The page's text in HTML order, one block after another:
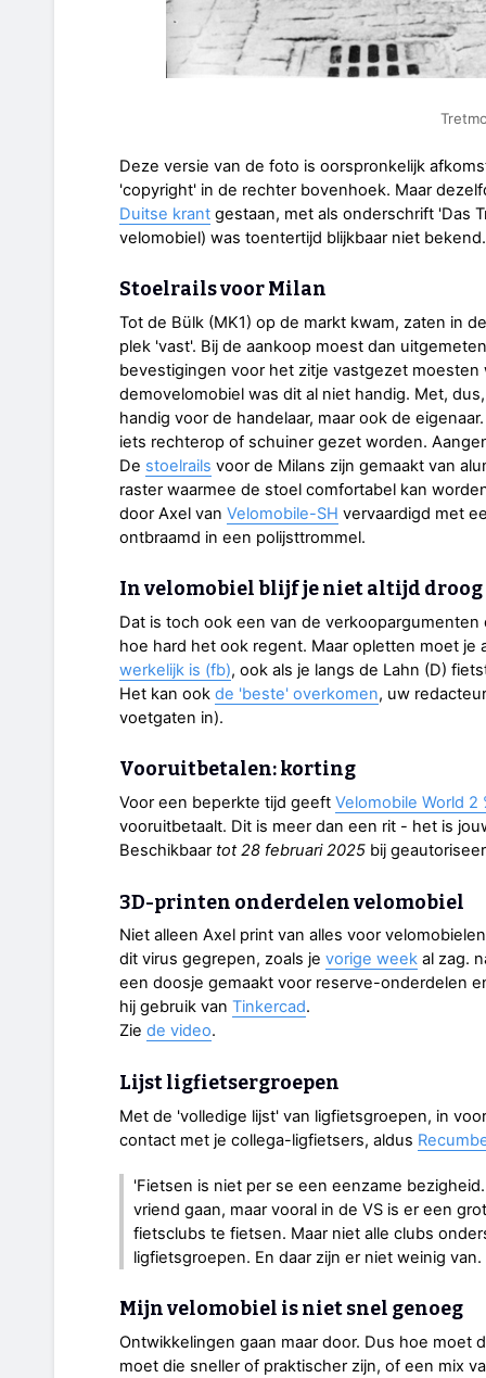
Deze versie van de foto is oorspronkelijk
'copyright' in de rechter bovenhoek. Maar
Duitse krant gestaan, met als onderschrift 'Das
velomobiel) was toentertijd blijkbaar niet bekend.
Stoelrails voor Milan
Tot de Bülk (MK1) op de markt kwam, zaten in
plek 'vast'. Bij de aankoop moest dan
bevestigingen voor het zitje vastgezet
demovelomobiel was dit al niet handig. Met,
handig voor de handelaar, maar ook de
iets rechterop of schuiner gezet worden.
De stoelrails voor de Milans zijn gemaakt van
raster waarmee de stoel comfortabel kan
door Axel van Velomobile-SH vervaardigd met
ontbraamd in een polijsttrommel.
In velomobiel blijf je niet altijd droog
Dat is toch ook een van de
hoe hard het ook regent. Maar opletten moet je
werkelijk is (fb), ook als je langs de Lahn (D)
Het kan ook de 'beste' overkomen, uw
voetgaten in).
Vooruitbetalen: korting
Voor een beperkte tijd geeft Velomobile World 2
vooruitbetaalt. Dit is meer dan een rit - het is
Beschikbaar tot 28 februari 2025 bij
3D-printen onderdelen velomobiel
Niet alleen Axel print van alles voor
dit virus gegrepen, zoals je vorige week al zag.
een doosje gemaakt voor reserve-onderdelen
hij gebruik van Tinkercad.
Zie de video.
Lijst ligfietsergroepen
Met de 'volledige lijst' van ligfietsgroepen, in
contact met je collega-ligfietsers, aldus
'Fietsen is niet per se een eenzame
vriend gaan, maar vooral in de VS is er een
fietsclubs te fietsen. Maar niet alle clubs
ligfietsgroepen. En daar zijn er niet weinig
Mijn velomobiel is niet snel genoeg
Ontwikkelingen gaan maar door. Dus hoe moet
moet die sneller of praktischer zijn, of een mix